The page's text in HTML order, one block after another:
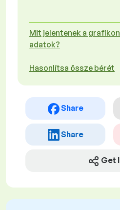
Mit jelentenek a
adatok?
Hasonlítsa össze bérét
Share
Share
Get